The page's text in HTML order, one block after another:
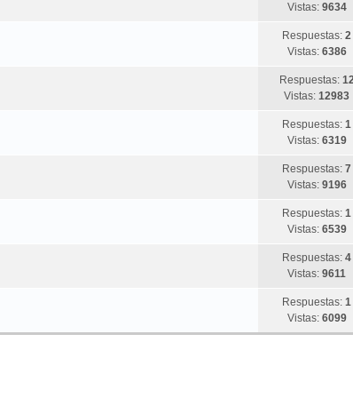
Vistas: 9634
Respuestas: 2
Vistas: 6386
Respuestas:
Vistas: 12983
Respuestas: 1
Vistas: 6319
Respuestas: 7
Vistas: 9196
Respuestas: 1
Vistas: 6539
Respuestas: 4
Vistas: 9611
Respuestas: 1
Vistas: 6099